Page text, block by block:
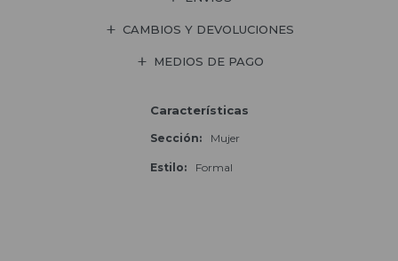
CAMBIOS Y DEVOLUCIONES
MEDIOS DE PAGO
Características
Sección Mujer
Estilo Formal